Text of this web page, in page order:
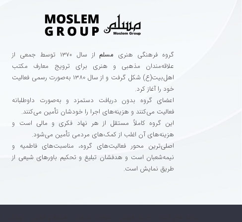
گروه فرهنگی هنری مسلم
از سال ۱۳۷۰ توسط جمعی از
علاقه‌مندان مذهبی و هنری برای ترویج معارف مکتب
اهل‌بیت(ع) شکل گرفت و از سال ۱۳۸۰ به‌صورت رسمی فعالیت
خود را آغاز کرد.
اعضای گروه بدون دریافت دستمزد و به‌صورت داوطلبانه
فعالیت می‌کنند و هزینه‌های اجرا را خودشان تأمین می‌کنند.
این گروه کاملاً مستقل از هر نهاد فکری و مالی است و
هزینه‌های آن اغلب از کمک‌های مردمی تأمین می‌شود.
اصلی‌ترین محور فعالیت‌های گروه، مناسبت‌های فاطمیه و
نیمه‌شعبان است و هدفشان تبلیغ و تحکیم باورهای شیعی از
طریق نمایش است.